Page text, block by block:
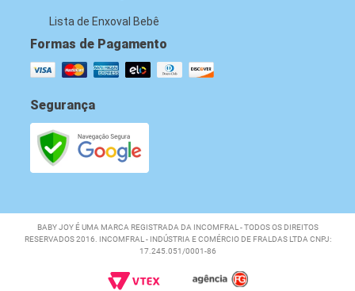
Lista de Enxoval Bebê
Formas de Pagamento
Segurança
BABY JOY É UMA MARCA REGISTRADA DA INCOMFRAL - TODOS OS DIREITOS
RESERVADOS 2016. INCOMFRAL - INDÚSTRIA E COMÉRCIO DE FRALDAS LTDA CNPJ:
17.245.051/0001-86